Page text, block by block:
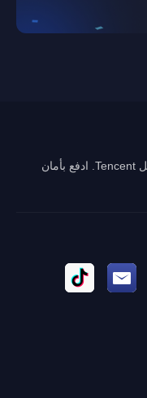
Singapore
Midasbuy هو متجر الشحن الرسمي من قبل Tencent. ادفع بأمان